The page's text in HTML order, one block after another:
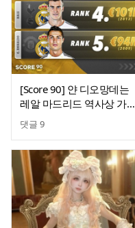
[Score 90] 얀 디오망데는
레알 마드리드 역사상 가장
비싼 영입이 될 예정
댓글 9